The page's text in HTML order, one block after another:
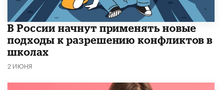
В России начнут применять новые
подходы к разрешению конфликтов в
школах
2 ИЮНЯ